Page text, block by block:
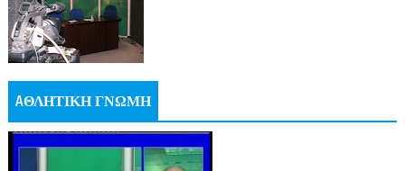
AΘΛΗΤΙΚΗ ΓΝΩΜΗ